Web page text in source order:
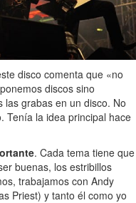
disco comenta que «no
discos sino
las grabas en un disco. No
Tenía la idea principal hace
. Cada tema tiene que
buenas, los estribillos
trabajamos con Andy
Priest) y tanto él como yo